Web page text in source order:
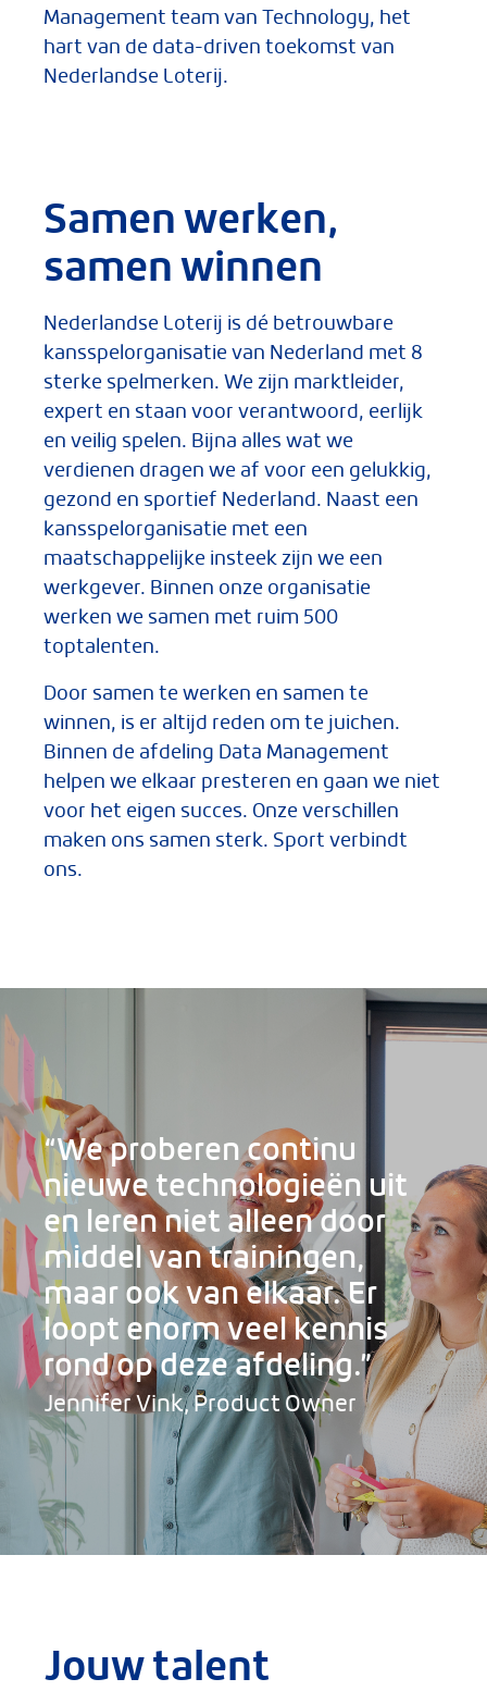
Management team van Technology, het
hart van de data-driven toekomst van
Nederlandse Loterij.
Samen werken,
samen winnen
Nederlandse Loterij is dé betrouwbare
kansspelorganisatie van Nederland met 8
sterke spelmerken. We zijn marktleider,
expert en staan voor verantwoord, eerlijk
en veilig spelen. Bijna alles wat we
verdienen dragen we af voor een gelukkig,
gezond en sportief Nederland. Naast een
kansspelorganisatie met een
maatschappelijke insteek zijn we een
werkgever. Binnen onze organisatie
werken we samen met ruim 500
toptalenten.
Door samen te werken en samen te
winnen, is er altijd reden om te juichen.
Binnen de afdeling Data Management
helpen we elkaar presteren en gaan we niet
voor het eigen succes. Onze verschillen
maken ons samen sterk. Sport verbindt
ons.
“We proberen continu
nieuwe technologieën uit
en leren niet alleen door
middel van trainingen,
maar ook van elkaar. Er
loopt enorm veel kennis
rond op deze afdeling.”
Jennifer Vink, Product Owner
Jouw talent